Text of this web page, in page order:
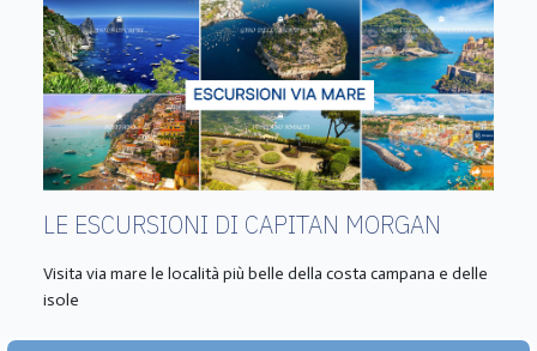
LE ESCURSIONI DI CAPITAN MORGAN
Visita via mare le località più belle della costa campana e delle
isole